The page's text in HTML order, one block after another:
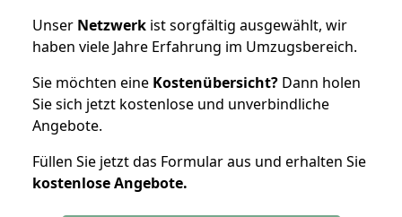
Unser Netzwerk ist sorgfältig ausgewählt, wir
haben viele Jahre Erfahrung im Umzugsbereich.
Sie möchten eine Kostenübersicht? Dann holen
Sie sich jetzt kostenlose und unverbindliche
Angebote.
Füllen Sie jetzt das Formular aus und erhalten Sie
kostenloseAngebote.